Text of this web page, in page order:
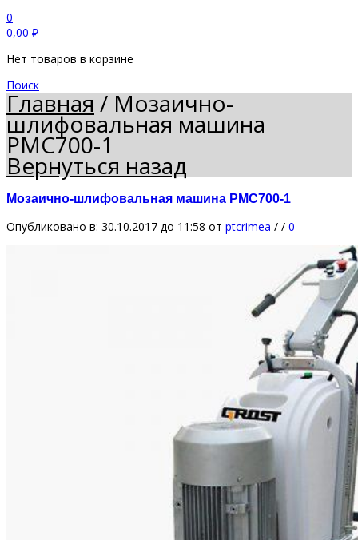
0
0,00 ₽
Нет товаров в корзине
Поиск
Главная/Мозаично-
шлифовальная машина
PMC700-1
Вернуться назад
Мозаично-шлифовальная машина PMC700-1
Опубликовано в: 30.10.2017 до 11:58 от ptcrimea / / 0